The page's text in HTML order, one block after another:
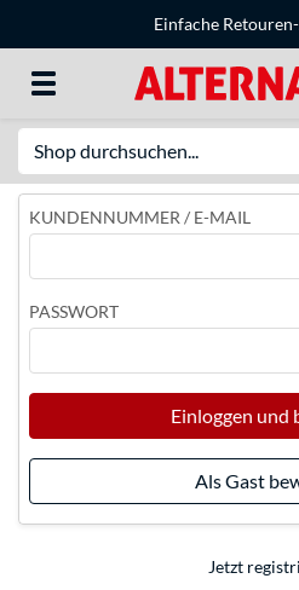
Einfache
KUNDENNUMMER / E-MAIL
PASSWORT
Einloggen und
Als Gast
Jetzt